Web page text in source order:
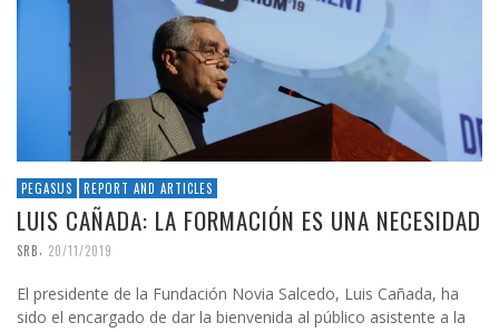
PEGASUS REPORT AND ARTICLES
LUIS CAÑADA: LA FORMACIÓN ES UNA NECESIDAD
SRB, 20/11/2019
El presidente de la Fundación Novia Salcedo, Luis Cañada, ha
sido el encargado de dar la bienvenida al público asistente a la